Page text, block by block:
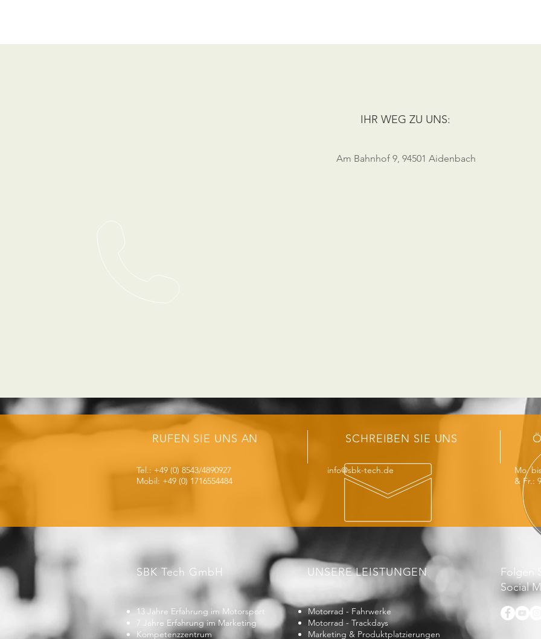
IHR WEG ZU UNS:
Am Bahnhof 9, 94501 Aidenbach
RUFEN SIE UNS AN SCHREIBEN SIE UNS
Tel.: +49 (0) 8543/4890927
Mobil: +49 (0) 1716554484
info@sbk-tech.de
Mo.
& Fr.:
SBK Tech GmbH UNSERE LEISTUNGEN
Folgen
Social
13 Jahre Erfahrung im Motorsport
7 Jahre Erfahrung im Marketing
Kompetenzzentrum
Motorrad - Fahrwerke
Motorrad - Trackdays
Marketing & Produktplatzierungen